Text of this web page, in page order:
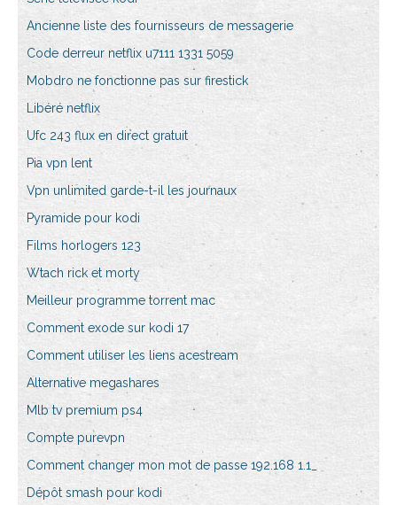
Ancienne liste des fournisseurs de messagerie
Code derreur netflix u7111 1331 5059
Mobdro ne fonctionne pas sur firestick
Libéré netflix
Ufc 243 flux en direct gratuit
Pia vpn lent
Vpn unlimited garde-t-il les journaux
Pyramide pour kodi
Films horlogers 123
Wtach rick et morty
Meilleur programme torrent mac
Comment exode sur kodi 17
Comment utiliser les liens acestream
Alternative megashares
Mlb tv premium ps4
Compte purevpn
Comment changer mon mot de passe 192.168 1.1_
Dépôt smash pour kodi